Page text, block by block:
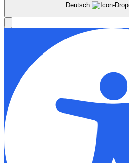
Deutsch